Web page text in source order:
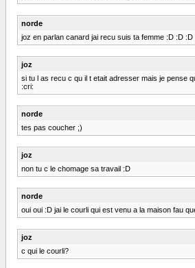
norde
joz en parlan canard jai recu suis ta femme :D :D
joz
si tu l as recu c qu il t etait adresser mais je pense
:cri:
norde
tes pas coucher ;)
joz
non tu c le chomage sa travail :D
norde
oui oui :D jai le courli qui est venu a la maison fau
joz
c qui le courli?